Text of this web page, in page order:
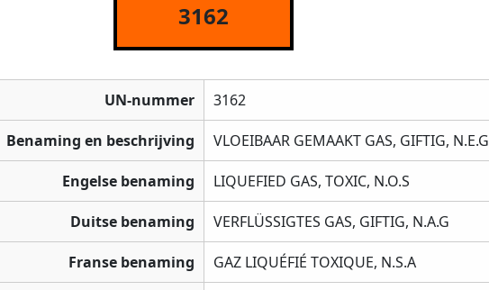
3162
UN-nummer 3162
Benaming en beschrijving VLOEIBAAR GEMAAKT GAS, GIFTIG, N.E.G
Engelse benaming LIQUEFIED GAS, TOXIC, N.O.S
Duitse benaming VERFLÜSSIGTES GAS, GIFTIG, N.A.G
Franse benaming GAZ LIQUÉFIÉ TOXIQUE, N.S.A